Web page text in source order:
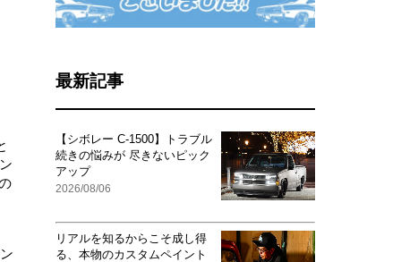
最新記事
【シボレー C-1500】トラブル
続きの悩みが 尽きないピック
アップ
2026/08/06
リアルを知るからこそ成し得
る、本物のカスタムペイント